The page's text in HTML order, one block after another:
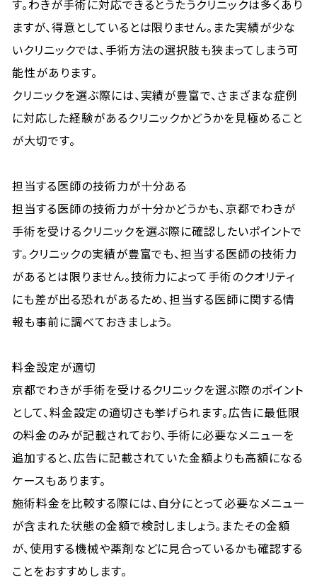
す。わきが手術に対応できるとうたうクリニックは多くあり
ますが、得意としているとは限りません。また実績が少な
いクリニックでは、手術方法の選択肢も狭まってしまう可
能性があります。
クリニックを選ぶ際には、実績が豊富で、さまざまな症例
に対応した経験があるクリニックかどうかを見極めること
が大切です。
担当する医師の技術力が十分ある
担当する医師の技術力が十分かどうかも、京都でわきが
手術を受けるクリニックを選ぶ際に確認したいポイントで
す。クリニックの実績が豊富でも、担当する医師の技術力
があるとは限りません。技術力によって手術のクオリティ
にも差が出る恐れがあるため、担当する医師に関する情
報も事前に調べておきましょう。
料金設定が適切
京都でわきが手術を受けるクリニックを選ぶ際のポイント
として、料金設定の適切さも挙げられます。広告に最低限
の料金のみが記載されており、手術に必要なメニューを
追加すると、広告に記載されていた金額よりも高額になる
ケースもあります。
施術料金を比較する際には、自分にとって必要なメニュー
が含まれた状態の金額で検討しましょう。またその金額
が、使用する機械や薬剤などに見合っているかも確認する
ことをおすすめします。